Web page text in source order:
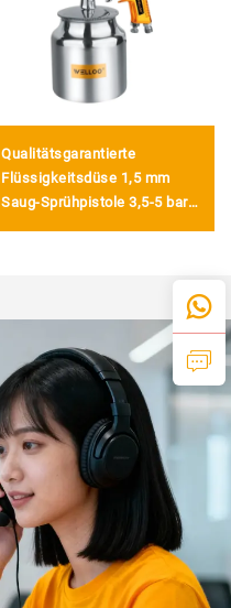
Qualitätsgarantierte
Flüssigkeitsdüse 1,5 mm
Saug-Sprühpistole 3,5-5 bar